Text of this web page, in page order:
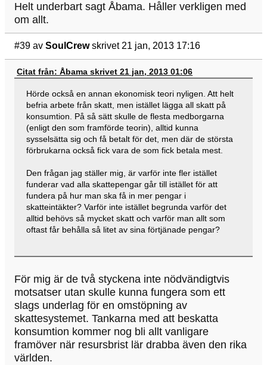
Helt underbart sagt Åbama. Håller verkligen med
om allt.
#39 av SoulCrew skrivet 21 jan, 2013 17:16
Citat från: Åbama skrivet 21 jan, 2013 01:06
Hörde också en annan ekonomisk teori nyligen. Att helt
befria arbete från skatt, men istället lägga all skatt på
konsumtion. På så sätt skulle de flesta medborgarna
(enligt den som framförde teorin), alltid kunna
sysselsätta sig och få betalt för det, men där de största
förbrukarna också fick vara de som fick betala mest.
Den frågan jag ställer mig, är varför inte fler istället
funderar vad alla skattepengar går till istället för att
fundera på hur man ska få in mer pengar i
skatteintäkter? Varför inte istället begrunda varför det
alltid behövs så mycket skatt och varför man allt som
oftast får behålla så litet av sina förtjänade pengar?
För mig är de två styckena inte nödvändigtvis
motsatser utan skulle kunna fungera som ett
slags underlag för en omstöpning av
skattesystemet. Tankarna med att beskatta
konsumtion kommer nog bli allt vanligare
framöver när resursbrist lär drabba även den rika
världen.